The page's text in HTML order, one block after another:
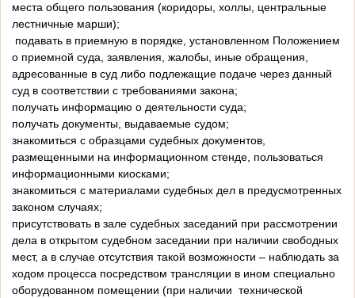
места общего пользования (коридоры, холлы, центральные
лестничные марши);
подавать в приемную в порядке, установленном Положением
о приемной суда, заявления, жалобы, иные обращения,
адресованные в суд либо подлежащие подаче через данный
суд в соответствии с требованиями закона;
получать информацию о деятельности суда;
получать документы, выдаваемые судом;
знакомиться с образцами судебных документов,
размещенными на информационном стенде, пользоваться
информационными киосками;
знакомиться с материалами судебных дел в предусмотренных
законом случаях;
присутствовать в зале судебных заседаний при рассмотрении
дела в открытом судебном заседании при наличии свободных
мест, а в случае отсутствия такой возможности – наблюдать за
ходом процесса посредством трансляции в ином специально
оборудованном помещении (при наличии технической